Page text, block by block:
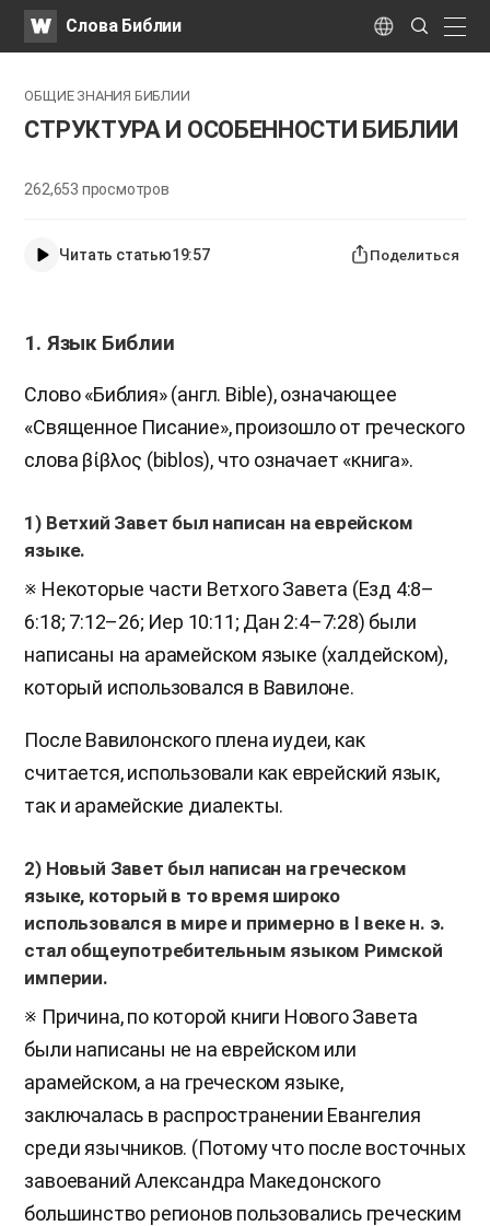
WATVСлова Библии Language
Search
Submit
ОБЩИЕ ЗНАНИЯ БИБЛИИ
СТРУКТУРА И ОСОБЕННОСТИ БИБЛИИ
262,653 просмотров
Читать статью19:57 Поделиться
1. Язык Библии
Слово «Библия» (англ. Bible), означающее
«Священное Писание», произошло от греческого
слова βίβλος (biblos), что означает «книга».
1) Ветхий Завет был написан на еврейском
языке.
※ Некоторые части Ветхого Завета (Езд 4:8–
6:18; 7:12–26; Иер 10:11; Дан 2:4–7:28) были
написаны на арамейском языке (халдейском),
который использовался в Вавилоне.
После Вавилонского плена иудеи, как
считается, использовали как еврейский язык,
так и арамейские диалекты.
2) Новый Завет был написан на греческом
языке, который в то время широко
использовался в мире и примерно в I веке н. э.
стал общеупотребительным языком Римской
империи.
※ Причина, по которой книги Нового Завета
были написаны не на еврейском или
арамейском, а на греческом языке,
заключалась в распространении Евангелия
среди язычников. (Потому что после восточных
завоеваний Александра Македонского
большинство регионов пользовались греческим